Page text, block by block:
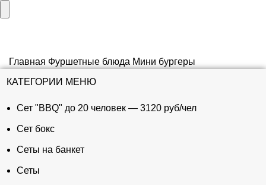
Главная Фуршетные блюда Мини бургеры
КАТЕГОРИИ МЕНЮ
Сет "BBQ" до 20 человек — 3120 руб/чел
Сет бокс
Сеты на банкет
Сеты